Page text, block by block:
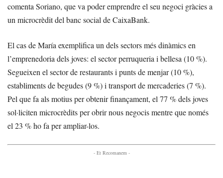
comenta Soriano, que va poder emprendre el seu negoci gràcies a
un microcrèdit del banc social de CaixaBank.
El cas de María exemplifica un dels sectors més dinàmics en
l’emprenedoria dels joves: el sector perruqueria i bellesa (10 %).
Segueixen el sector de restaurants i punts de menjar (10 %),
establiments de begudes (9 %) i transport de mercaderies (7 %).
Pel que fa als motius per obtenir finançament, el 77 % dels joves
sol·liciten microcrèdits per obrir nous negocis mentre que només
el 23 % ho fa per ampliar-los.
- Et Recomanem -